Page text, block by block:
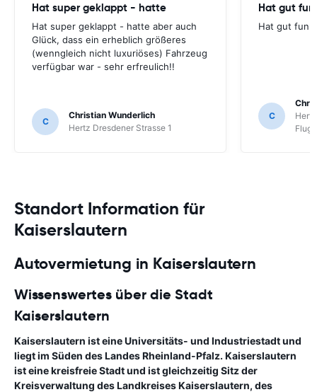
Hat super geklappt - hatte
Hat super geklappt - hatte aber auch
Glück, dass ein erheblich größeres
(wenngleich nicht luxuriöses) Fahrzeug
verfügbar war - sehr erfreulich!!
C
Christian Wunderlich
Hertz Dresdener Strasse 1
Hat gut
Hat gut
C
Standort Information für
Kaiserslautern
Autovermietung in Kaiserslautern
Wissenswertes über die Stadt
Kaiserslautern
Kaiserslautern ist eine Universitäts- und Industriestadt und
liegt im Süden des Landes Rheinland-Pfalz. Kaiserslautern
ist eine kreisfreie Stadt und ist gleichzeitig Sitz der
Kreisverwaltung des Landkreises Kaiserslautern, des